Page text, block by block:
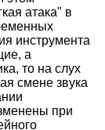
атака" в
инструмента
а
то на слух
смене звука
при